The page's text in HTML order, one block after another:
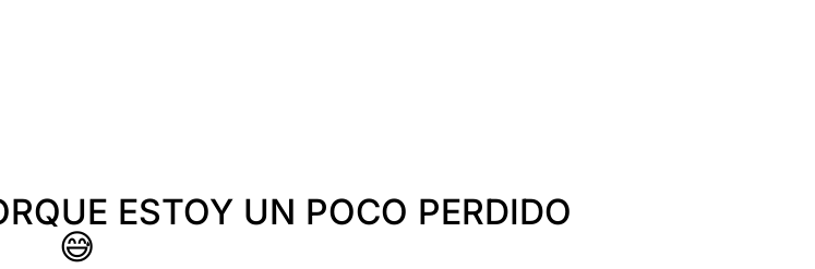
ESTOY UN POCO PERDIDO
😅